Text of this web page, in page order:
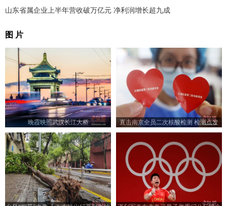
山东省属企业上半年营收破万亿元 净利润增长超九成
图 片
晚霞映照武汉长江大桥
直击南京全员二次核酸检测 检测点发
放“小红心”